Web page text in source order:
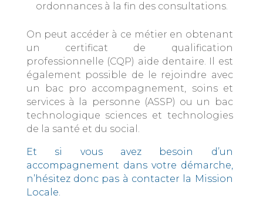
ordonnances à la fin des consultations.
On peut accéder à ce métier en obtenant
un certificat de qualification
professionnelle (CQP) aide dentaire. Il est
également possible de le rejoindre avec
un bac pro accompagnement, soins et
services à la personne (ASSP) ou un bac
technologique sciences et technologies
de la santé et du social.
Et si vous avez besoin d’un
accompagnement dans votre démarche,
n’hésitez donc pas à contacter la Mission
Locale.